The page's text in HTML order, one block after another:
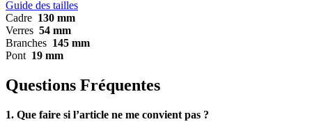
Guide des tailles
Cadre 130 mm
Verres 54 mm
Branches 145 mm
Pont 19 mm
Questions Fréquentes
1. Que faire si l’article ne me convient pas ?